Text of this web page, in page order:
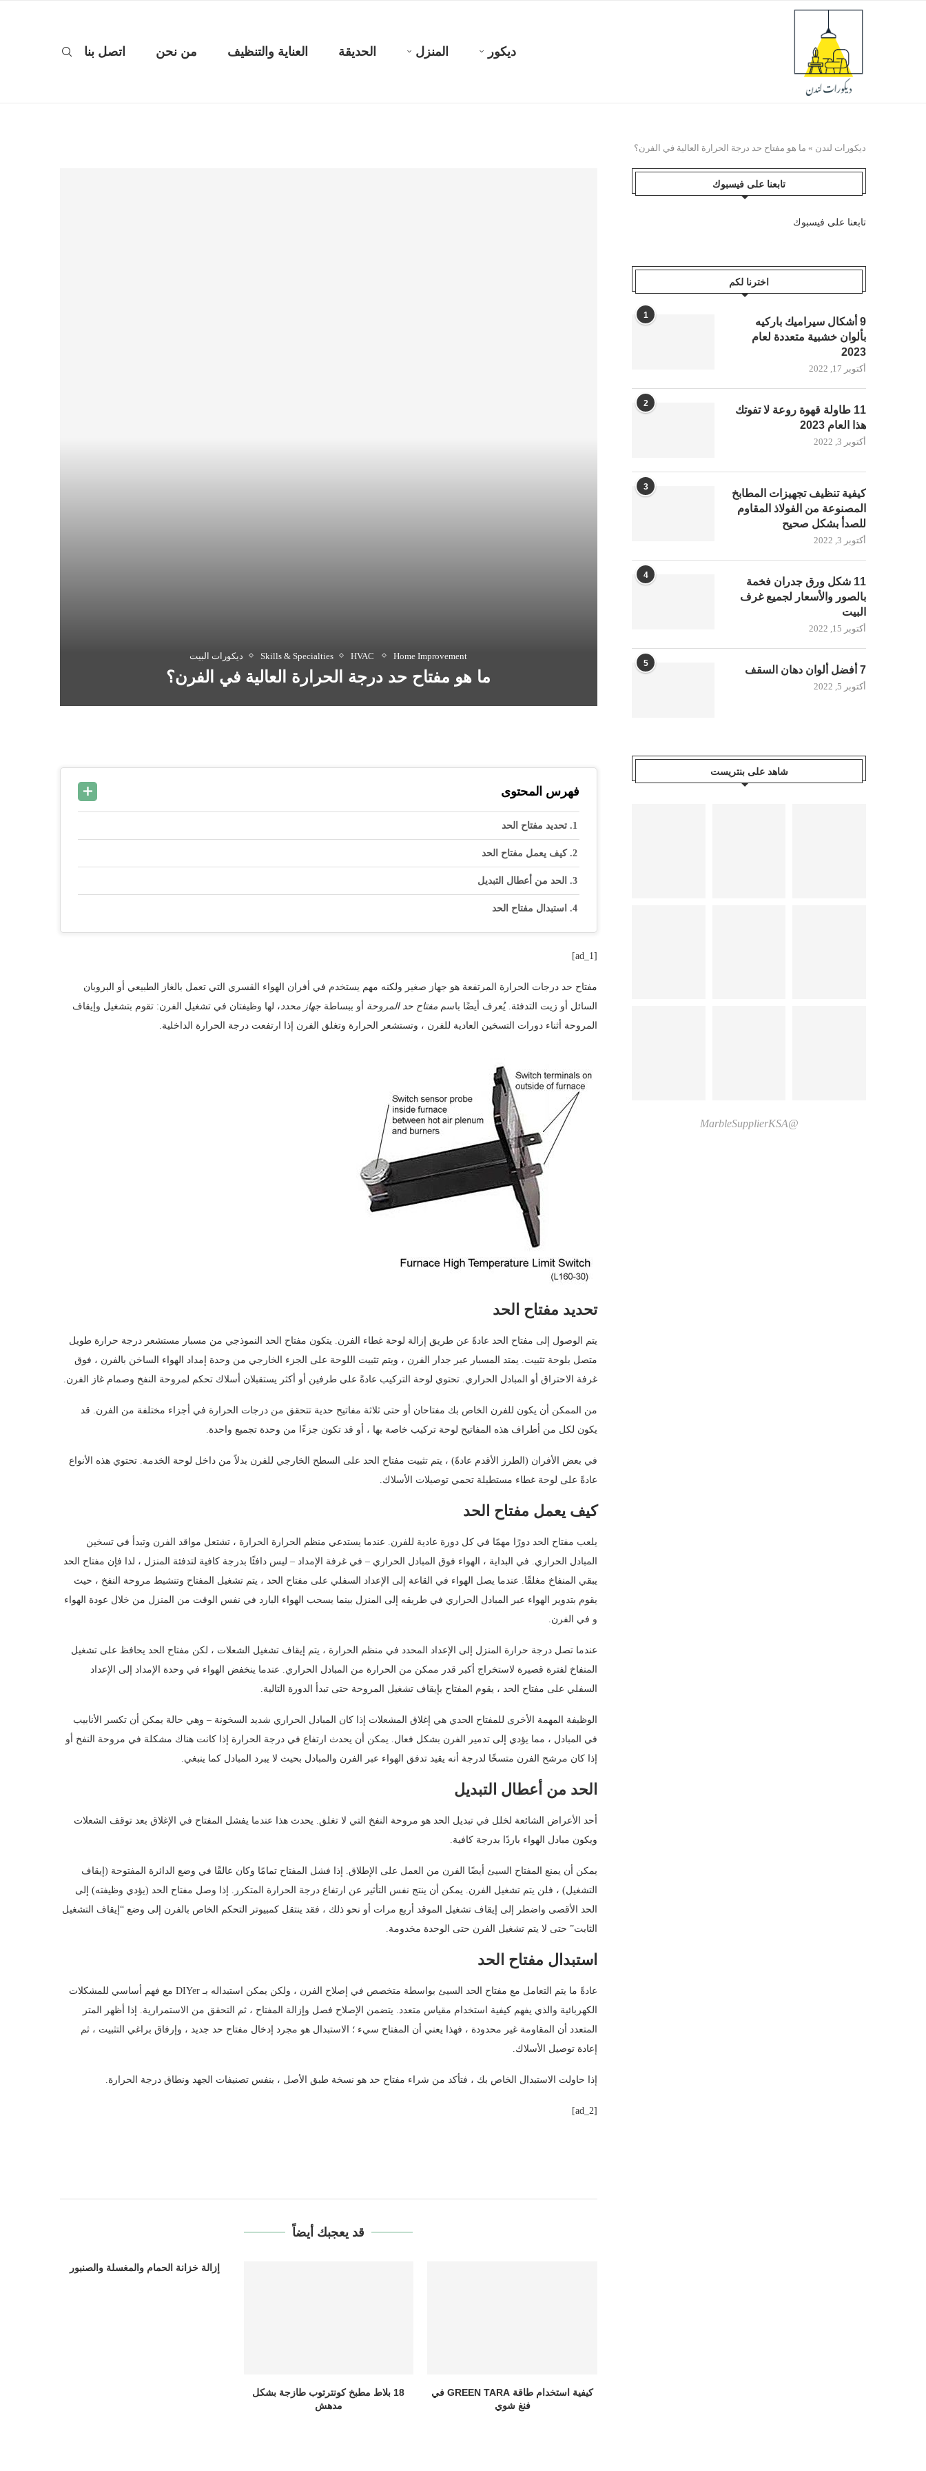
ديكور المنزل الحديقة العناية والتنظيف من نحن اتصل بنا
ديكورات لندن » ما هو مفتاح حد درجة الحرارة العالية في الفرن؟
Home Improvement
HVAC
Skills & Specialties ديكورات البيت
ما هو مفتاح حد درجة الحرارة العالية في الفرن؟
فهرس المحتوى
تحديد مفتاح الحد
كيف يعمل مفتاح الحد
الحد من أعطال التبديل
استبدال مفتاح الحد
[ad_1]
مفتاح حد درجات الحرارة المرتفعة هو جهاز صغير ولكنه مهم يستخدم في أفران الهواء القسري التي تعمل بالغاز الطبيعي أو البروبان
السائل أو زيت التدفئة. يُعرف أيضًا باسممفتاح حد المروحة أو ببساطةجهاز محدد، لها وظيفتان في تشغيل الفرن: تقوم بتشغيل وإيقاف
المروحة أثناء دورات التسخين العادية للفرن ، وتستشعر الحرارة وتغلق الفرن إذا ارتفعت درجة الحرارة الداخلية.
تحديد مفتاح الحد
يتم الوصول إلى مفتاح الحد عادةً عن طريق إزالة لوحة غطاء الفرن. يتكون مفتاح الحد النموذجي من مسبار مستشعر درجة حرارة طويل
متصل بلوحة تثبيت. يمتد المسبار عبر جدار الفرن ، ويتم تثبيت اللوحة على الجزء الخارجي من وحدة إمداد الهواء الساخن بالفرن ، فوق
غرفة الاحتراق أو المبادل الحراري. تحتوي لوحة التركيب عادةً على طرفين أو أكثر يستقبلان أسلاك تحكم لمروحة النفخ وصمام غاز الفرن.
من الممكن أن يكون للفرن الخاص بك مفتاحان أو حتى ثلاثة مفاتيح حدية تتحقق من درجات الحرارة في أجزاء مختلفة من الفرن. قد
يكون لكل من أطراف هذه المفاتيح لوحة تركيب خاصة بها ، أو قد تكون جزءًا من وحدة تجميع واحدة.
في بعض الأفران (الطرز الأقدم عادةً) ، يتم تثبيت مفتاح الحد على السطح الخارجي للفرن بدلاً من داخل لوحة الخدمة. تحتوي هذه الأنواع
عادةً على لوحة غطاء مستطيلة تحمي توصيلات الأسلاك.
كيف يعمل مفتاح الحد
يلعب مفتاح الحد دورًا مهمًا في كل دورة عادية للفرن. عندما يستدعي منظم الحرارة الحرارة ، تشتعل مواقد الفرن وتبدأ في تسخين
المبادل الحراري. في البداية ، الهواء فوق المبادل الحراري – في غرفة الإمداد – ليس دافئًا بدرجة كافية لتدفئة المنزل ، لذا فإن مفتاح الحد
يبقي المنفاخ مغلقًا. عندما يصل الهواء في القاعة إلى الإعداد السفلي على مفتاح الحد ، يتم تشغيل المفتاح وتنشيط مروحة النفخ ، حيث
يقوم بتدوير الهواء عبر المبادل الحراري في طريقه إلى المنزل بينما يسحب الهواء البارد في نفس الوقت من المنزل من خلال عودة الهواء
و في الفرن.
عندما تصل درجة حرارة المنزل إلى الإعداد المحدد في منظم الحرارة ، يتم إيقاف تشغيل الشعلات ، لكن مفتاح الحد يحافظ على تشغيل
المنفاخ لفترة قصيرة لاستخراج أكبر قدر ممكن من الحرارة من المبادل الحراري. عندما ينخفض ​​الهواء في وحدة الإمداد إلى الإعداد
السفلي على مفتاح الحد ، يقوم المفتاح بإيقاف تشغيل المروحة حتى تبدأ الدورة التالية.
الوظيفة المهمة الأخرى للمفتاح الحدي هي إغلاق المشعلات إذا كان المبادل الحراري شديد السخونة – وهي حالة يمكن أن تكسر الأنابيب
في المبادل ، مما يؤدي إلى تدمير الفرن بشكل فعال. يمكن أن يحدث ارتفاع في درجة الحرارة إذا كانت هناك مشكلة في مروحة النفخ أو
إذا كان مرشح الفرن متسخًا لدرجة أنه يقيد تدفق الهواء عبر الفرن والمبادل بحيث لا يبرد المبادل كما ينبغي.
الحد من أعطال التبديل
أحد الأعراض الشائعة لخلل في تبديل الحد هو مروحة النفخ التي لا تغلق. يحدث هذا عندما يفشل المفتاح في الإغلاق بعد توقف الشعلات
ويكون مبادل الهواء باردًا بدرجة كافية.
يمكن أن يمنع المفتاح السيئ أيضًا الفرن من العمل على الإطلاق. إذا فشل المفتاح تمامًا وكان عالقًا في وضع الدائرة المفتوحة (إيقاف
التشغيل) ، فلن يتم تشغيل الفرن. يمكن أن ينتج نفس التأثير عن ارتفاع درجة الحرارة المتكرر. إذا وصل مفتاح الحد (يؤدي وظيفته) إلى
الحد الأقصى واضطر إلى إيقاف تشغيل الموقد أربع مرات أو نحو ذلك ، فقد ينتقل كمبيوتر التحكم الخاص بالفرن إلى وضع “إيقاف التشغيل
الثابت” حتى لا يتم تشغيل الفرن حتى الوحدة مخدومة.
استبدال مفتاح الحد
عادةً ما يتم التعامل مع مفتاح الحد السيئ بواسطة متخصص في إصلاح الفرن ، ولكن يمكن استبداله بـ DIYer مع فهم أساسي للمشكلات
الكهربائية والذي يفهم كيفية استخدام مقياس متعدد. يتضمن الإصلاح فصل وإزالة المفتاح ، ثم التحقق من الاستمرارية. إذا أظهر المتر
المتعدد أن المقاومة غير محدودة ، فهذا يعني أن المفتاح سيء ؛ الاستبدال هو مجرد إدخال مفتاح حد جديد ، وإرفاق براغي التثبيت ، ثم
إعادة توصيل الأسلاك.
إذا حاولت الاستبدال الخاص بك ، فتأكد من شراء مفتاح حد هو نسخة طبق الأصل ، بنفس تصنيفات الجهد ونطاق درجة الحرارة.
[ad_2]
قد يعجبك أيضاً
إزالة خزانة الحمام والمغسلة والصنبور
18 بلاط مطبخ كونترتوب طازجة بشكل
مدهش
كيفية استخدام طاقة GREEN TARA في
فنغ شوي
تابعنا على فيسبوك
تابعنا على فيسبوك
اخترنا لكم
1
9 أشكال سيراميك باركيه
بألوان خشبية متعددة لعام
2023
أكتوبر 17, 2022
2
11 طاولة قهوة روعة لا تفوتك
هذا العام 2023
أكتوبر 3, 2022
3
كيفية تنظيف تجهيزات المطابخ
المصنوعة من الفولاذ المقاوم
للصدأ بشكل صحيح
أكتوبر 3, 2022
4
11 شكل ورق جدران فخمة
بالصور والأسعار لجميع غرف
البيت
أكتوبر 15, 2022
5
7 أفضل ألوان دهان السقف
أكتوبر 5, 2022
شاهد على بنتريست
@MarbleSupplierKSA